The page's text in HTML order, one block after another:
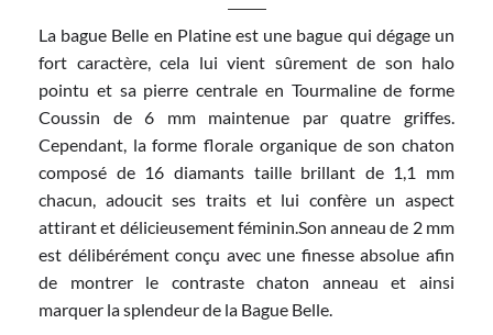
La bague Belle en Platine est une bague qui dégage un
fort caractère, cela lui vient sûrement de son halo
pointu et sa pierre centrale en Tourmaline de forme
Coussin de 6 mm maintenue par quatre griffes.
Cependant, la forme florale organique de son chaton
composé de 16 diamants taille brillant de 1,1 mm
chacun, adoucit ses traits et lui confère un aspect
attirant et délicieusement féminin.Son anneau de 2 mm
est délibérément conçu avec une finesse absolue afin
de montrer le contraste chaton anneau et ainsi
marquer la splendeur de la Bague Belle.